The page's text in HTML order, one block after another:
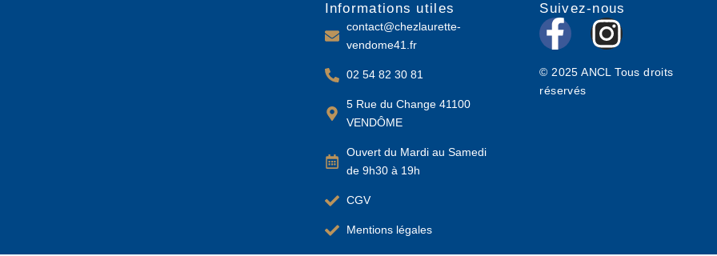
Informations utiles
contact@chezlaurette-
vendome41.fr
02 54 82 30 81
5 Rue du Change 41100
VENDÔME
Ouvert du Mardi au Samedi
de 9h30 à 19h
CGV
Mentions légales
Suivez-nous
F
a
c
I
n
© 2025 ANCL Tous droits
réservés